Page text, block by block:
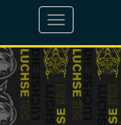
Toggle
navigation